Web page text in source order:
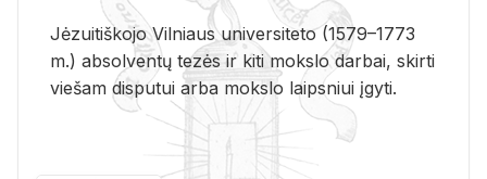
Jėzuitiškojo Vilniaus universiteto (1579–1773
m.) absolventų tezės ir kiti mokslo darbai, skirti
viešam disputui arba mokslo laipsniui įgyti.